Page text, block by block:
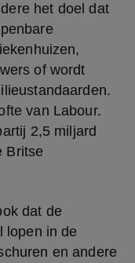
het doel dat
of wordt
van Labour.
2,5 miljard
Britse
dat de
lopen in de
en andere